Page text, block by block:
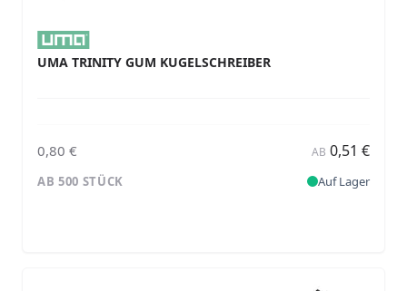
UMA TRINITY GUM KUGELSCHREIBER
0,80 € AB 0,51 €
AB 500 STÜCK Auf Lager